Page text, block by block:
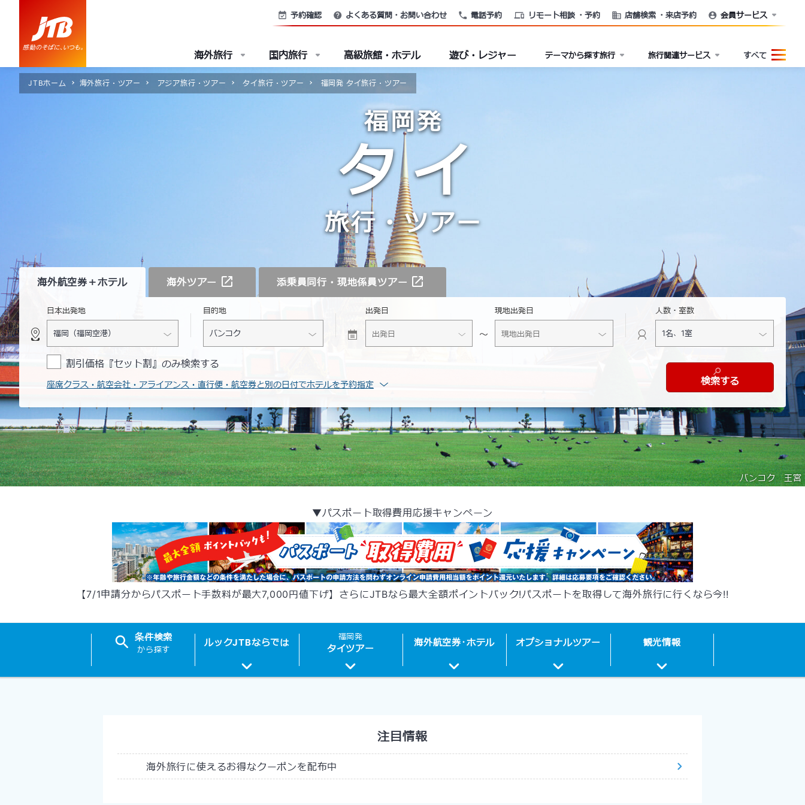
電話予約 リモート相談 ・予約 店舗検索 ・来店予約
予約確認 よくある質問・お問い合わせ 会員サービス
海外旅行 国内旅行 高級旅館・ホテル 遊び・レジャー テーマから探す旅行 旅行関連サービス すべて
JTBホーム 海外旅行・ツアー アジア旅行・ツアー タイ旅行・ツアー 福岡発 タイ旅行・ツアー
福岡発
タイ
旅行・ツアー
海外航空券 ＋ホテル 海外ツアー 添乗員同行・ 現地係員ツアー
日本出発地 目的地 出発日 現地出発日 人数・室数
割引価格『セット割』のみ検索する
座席クラス・航空会社・アライアンス・直行便・航空券と別の日付でホテルを予約指定 検索する
バンコク 王宮
▼パスポート取得費用応援キャンペーン
【7/1申請分からパスポート手数料が最大7,000円値下げ】さらにJTBなら最大全額ポイントバック!パスポートを取得して海外旅行に行くなら今!!
条件検索
から探す
ルックJTBならでは
福岡発
タイツアー 海外航空券･ホテル オプショナルツアー 観光情報
注目情報
海外旅行に使えるお得なクーポンを配布中